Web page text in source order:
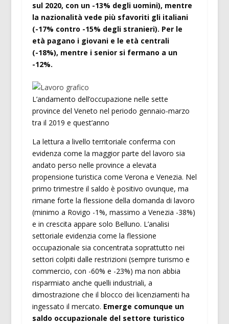
sul 2020, con un -13% degli uomini), mentre
la nazionalità vede più sfavoriti gli italiani
(-17% contro -15% degli stranieri). Per le
età pagano i giovani e le età centrali
(-18%), mentre i senior si fermano a un
-12%.
L’andamento dell’occupazione nelle sette
province del Veneto nel periodo gennaio-marzo
tra il 2019 e quest’anno
La lettura a livello territoriale conferma con
evidenza come la maggior parte del lavoro sia
andato perso nelle province a elevata
propensione turistica come Verona e Venezia. Nel
primo trimestre il saldo è positivo ovunque, ma
rimane forte la flessione della domanda di lavoro
(minimo a Rovigo -1%, massimo a Venezia -38%)
e in crescita appare solo Belluno. L’analisi
settoriale evidenzia come la flessione
occupazionale sia concentrata soprattutto nei
settori colpiti dalle restrizioni (sempre turismo e
commercio, con -60% e -23%) ma non abbia
risparmiato anche quelli industriali, a
dimostrazione che il blocco dei licenziamenti ha
ingessato il mercato. Emerge comunque un
saldo occupazionale del settore turistico